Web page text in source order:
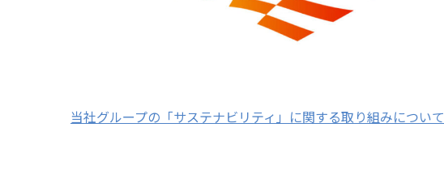
当社グループの「サステナビリティ」に関する取り組みについて